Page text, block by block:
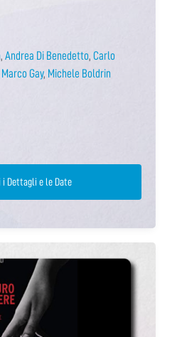
, Andrea Di Benedetto, Carlo
Marco Gay, Michele Boldrin
Dettagli e le Date